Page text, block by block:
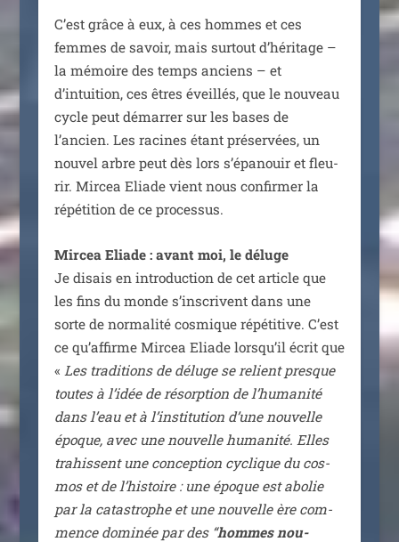
C’est grâce à eux, à ces hommes et ces
femmes de savoir, mais sur­tout d’héritage –
la mémoire des temps anciens – et
d’intuition, ces êtres éveillés, que le nou­veau
cycle peut démar­rer sur les bases de
l’ancien. Les racines étant pré­ser­vées, un
nou­vel arbre peut dès lors s’épanouir et fleu­
rir. Mircea Eliade vient nous confir­mer la
répé­ti­tion de ce processus.
Mircea Eliade : avant moi, le déluge
Je disais en intro­duc­tion de cet article que
les fins du monde s’inscrivent dans une
sorte de nor­ma­li­té cos­mique répé­ti­tive. C’est
ce qu’affirme Mircea Eliade lorsqu’il écrit que
« Les tra­di­tions de déluge se relient presque
toutes à l’idée de résorp­tion de l’humanité
dans l’eau et à l’institution d’une nou­velle
époque, avec une nou­velle huma­ni­té. Elles
tra­hissent une concep­tion cyclique du cos­
mos et de l’histoire : une époque est abo­lie
par la catas­trophe et une nou­velle ère com­
mence domi­née par des “hommes nou­